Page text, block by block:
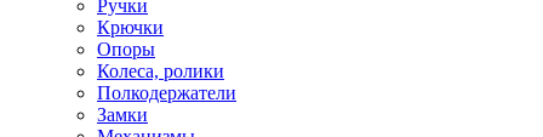
Ручки
Крючки
Опоры
Колеса, ролики
Полкодержатели
Замки